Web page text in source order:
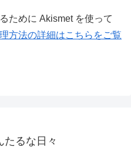
ために Akismet を使って
方法の詳細はこちらをご覧
たるな日々